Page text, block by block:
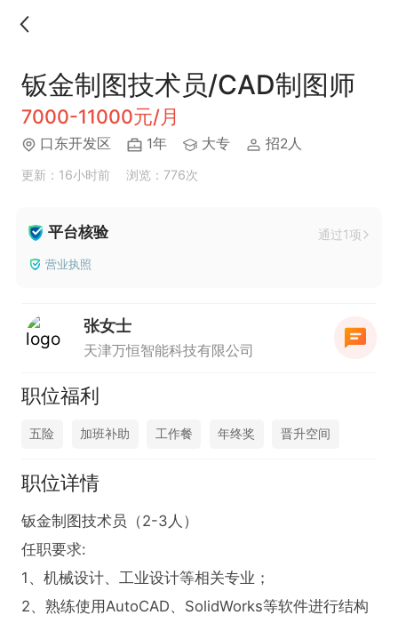
钣金制图技术员/CAD制图师
7000-11000元/月
口东开发区 1年 大专 招2人
更新：16小时前 浏览：776次
平台核验 通过1项
营业执照
张女士
天津万恒智能科技有限公司
职位福利
五险 加班补助 工作餐 年终奖 晋升空间
职位详情
钣金制图技术员（2-3人）
任职要求:
1、机械设计、工业设计等相关专业；
2、熟练使用AutoCAD、SolidWorks等软件进行结构